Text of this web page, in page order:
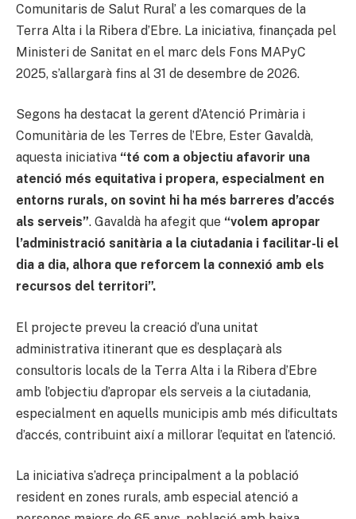
Comunitaris de Salut Rural’ a les comarques de la
Terra Alta i la Ribera d’Ebre. La iniciativa, finançada pel
Ministeri de Sanitat en el marc dels Fons MAPyC
2025, s’allargarà fins al 31 de desembre de 2026.
Segons ha destacat la gerent d’Atenció Primària i
Comunitària de les Terres de l’Ebre, Ester Gavaldà,
aquesta iniciativa “té com a objectiu afavorir una
atenció més equitativa i propera, especialment en
entorns rurals, on sovint hi ha més barreres d’accés
als serveis”. Gavaldà ha afegit que “volem apropar
l’administració sanitària a la ciutadania i facilitar-li el
dia a dia, alhora que reforcem la connexió amb els
recursos del territori”.
El projecte preveu la creació d’una unitat
administrativa itinerant que es desplaçarà als
consultoris locals de la Terra Alta i la Ribera d’Ebre
amb l’objectiu d’apropar els serveis a la ciutadania,
especialment en aquells municipis amb més dificultats
d’accés, contribuint així a millorar l’equitat en l’atenció.
La iniciativa s’adreça principalment a la població
resident en zones rurals, amb especial atenció a